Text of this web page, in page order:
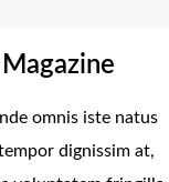
omnis iste natus
dignissim at,